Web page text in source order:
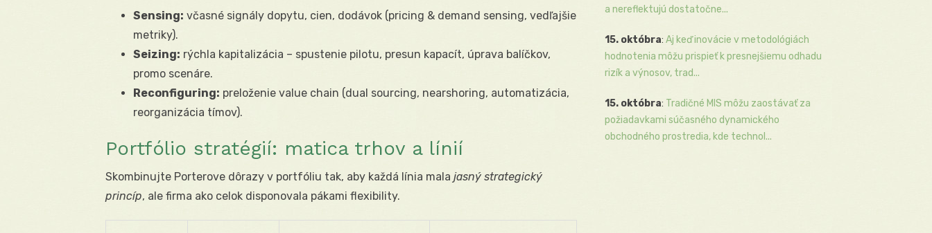
Sensing: včasné signály dopytu, cien, dodávok (pricing & demand sensing, vedľajšie
metriky).
Seizing: rýchla kapitalizácia – spustenie pilotu, presun kapacít, úprava balíčkov,
promo scenáre.
Reconfiguring: preloženie value chain (dual sourcing, nearshoring, automatizácia,
reorganizácia tímov).
Portfólio stratégií: matica trhov a línií
Skombinujte Porterove dôrazy v portfóliu tak, aby každá línia mala jasný strategický
princíp, ale firma ako celok disponovala pákami flexibility.
a nereflektujú dostatočne...
15. októbra: Aj keď inovácie v metodológiách
hodnotenia môžu prispieť k presnejšiemu odhadu
rizík a výnosov, trad...
15. októbra: Tradičné MIS môžu zaostávať za
požiadavkami súčasného dynamického
obchodného prostredia, kde technol...